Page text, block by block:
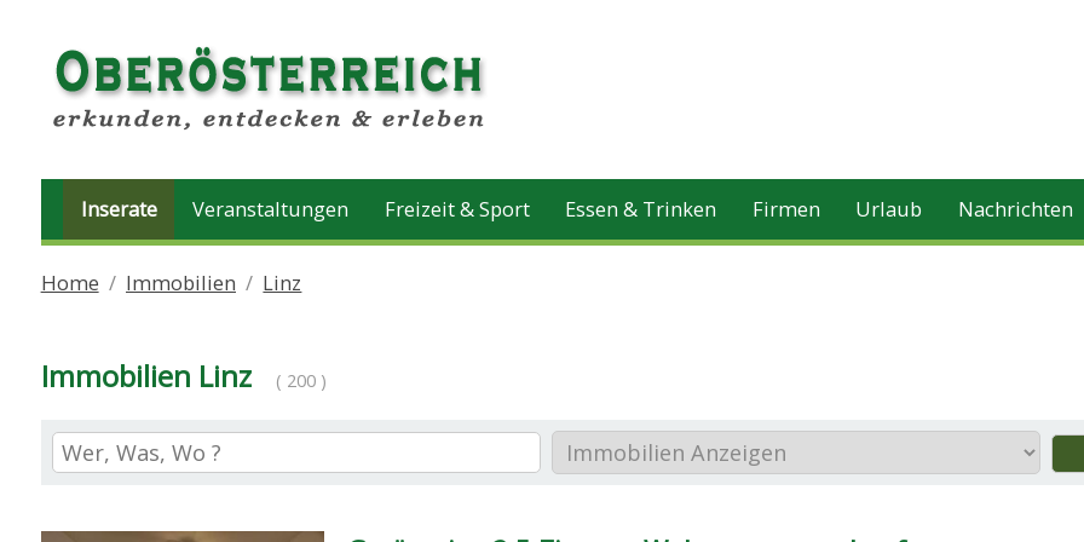
Inserate Veranstaltungen Freizeit & Sport Essen & Trinken Firmen Urlaub Nachrichten
Home Immobilien Linz
Immobilien Linz ( 200 )